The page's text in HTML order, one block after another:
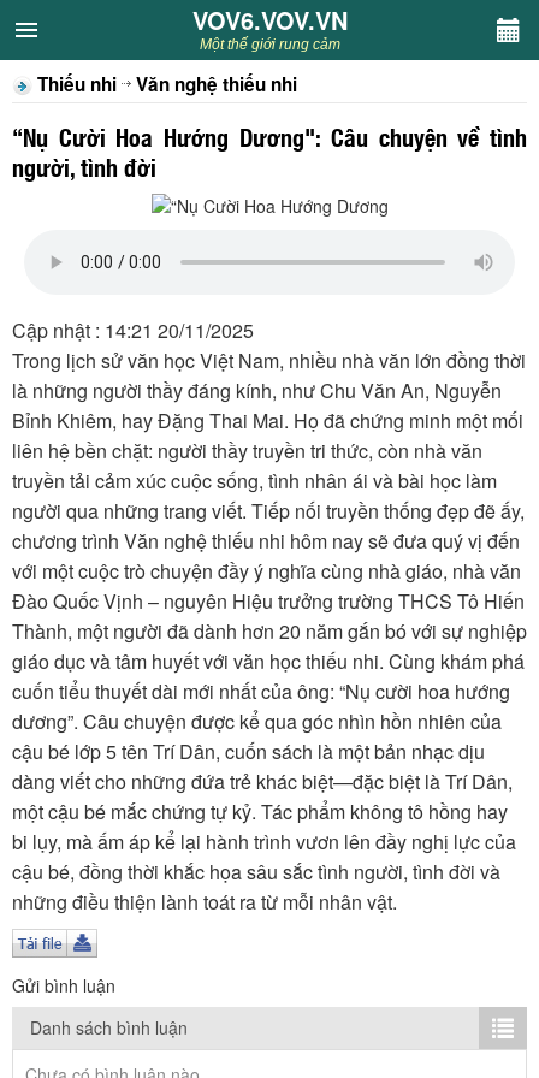
VOV6.VOV.VN
CHUYÊN MỤC
Khách VOV6
Sân khấu
Thiếu nhi
Kết nối VOV6
TÌM KIẾM
Vận hành bởi QI Corp
VOV6.VOV.VN
Một thế giới rung cảm
Thiếu nhi Văn nghệ thiếu nhi
“Nụ Cười Hoa Hướng Dương": Câu chuyện về tình
người, tình đời
Cập nhật : 14:21 20/11/2025
Trong lịch sử văn học Việt Nam, nhiều nhà văn lớn đồng thời
là những người thầy đáng kính, như Chu Văn An, Nguyễn
Bỉnh Khiêm, hay Đặng Thai Mai. Họ đã chứng minh một mối
liên hệ bền chặt: người thầy truyền tri thức, còn nhà văn
truyền tải cảm xúc cuộc sống, tình nhân ái và bài học làm
người qua những trang viết. Tiếp nối truyền thống đẹp đẽ ấy,
chương trình Văn nghệ thiếu nhi hôm nay sẽ đưa quý vị đến
với một cuộc trò chuyện đầy ý nghĩa cùng nhà giáo, nhà văn
Đào Quốc Vịnh – nguyên Hiệu trưởng trường THCS Tô Hiến
Thành, một người đã dành hơn 20 năm gắn bó với sự nghiệp
giáo dục và tâm huyết với văn học thiếu nhi. Cùng khám phá
cuốn tiểu thuyết dài mới nhất của ông: “Nụ cười hoa hướng
dương”. Câu chuyện được kể qua góc nhìn hồn nhiên của
cậu bé lớp 5 tên Trí Dân, cuốn sách là một bản nhạc dịu
dàng viết cho những đứa trẻ khác biệt—đặc biệt là Trí Dân,
một cậu bé mắc chứng tự kỷ. Tác phẩm không tô hồng hay
bi lụy, mà ấm áp kể lại hành trình vươn lên đầy nghị lực của
cậu bé, đồng thời khắc họa sâu sắc tình người, tình đời và
những điều thiện lành toát ra từ mỗi nhân vật.
Gửi bình luận
Danh sách bình luận